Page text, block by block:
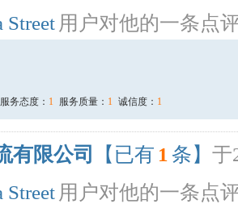
Street 用户对他的一条点
服务态度： 1 服务质量： 1 诚信度： 1
有限公司 【已有 1 条】 于
Street 用户对他的一条点